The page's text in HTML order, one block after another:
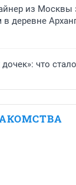
из Москвы
деревне
что